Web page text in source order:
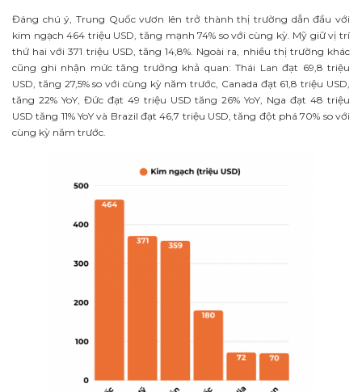
Đáng chú ý, Trung Quốc vươn lên trở thành thị trường dẫn đầu với
kim ngạch 464 triệu USD, tăng mạnh 74% so với cùng kỳ. Mỹ giữ vị trí
thứ hai với 371 triệu USD, tăng 14,8%. Ngoài ra, nhiều thị trường khác
cũng ghi nhận mức tăng trưởng khả quan: Thái Lan đạt 69,8 triệu
USD, tăng 27,5% so với cùng kỳ năm trước, Canada đạt 61,8 triệu USD,
tăng 22% YoY, Đức đạt 49 triệu USD tăng 26% YoY, Nga đạt 48 triệu
USD tăng 11% YoY và Brazil đạt 46,7 triệu USD, tăng đột phá 70% so với
cùng kỳ năm trước.